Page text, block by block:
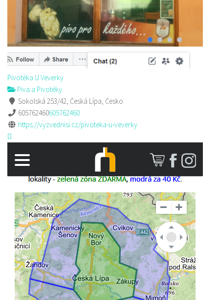
Pivotéka U Veverky
Piva a Pivotéky
Sokolská 253/42, Česká Lípa, Česko
605762460605762460
https://vyzvednisi.cz/pivoteka-u-veverky